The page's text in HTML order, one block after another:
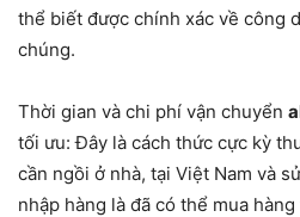
thể biết được chính xác về công
chúng.
Thời gian và chi phí vận chuyển
tối ưu: Đây là cách thức cực kỳ
cần ngồi ở nhà, tại Việt Nam và
nhập hàng là đã có thể mua